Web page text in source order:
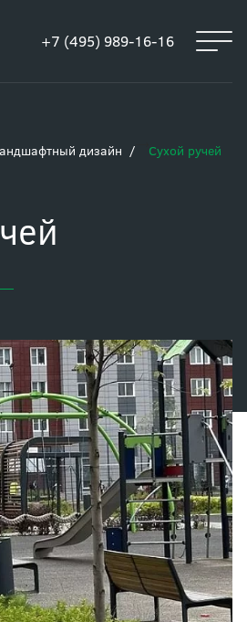
+7 (495) 989-16-16
дизайн Сухой ручей